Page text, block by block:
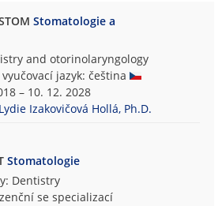
Stomatologie a
and otorinolaryngology
vyučovací jazyk: čeština
– 10. 12. 2028
Izakovičová Hollá, Ph.D.
Stomatologie
Dentistry
se specializací